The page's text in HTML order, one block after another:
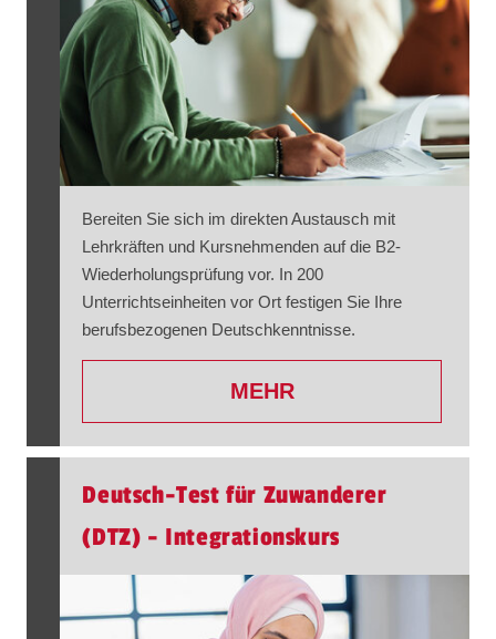
Bereiten Sie sich im direkten Austausch mit
Lehrkräften und Kursnehmenden auf die B2-
Wiederholungsprüfung vor. In 200
Unterrichtseinheiten vor Ort festigen Sie Ihre
berufsbezogenen Deutschkenntnisse.
MEHR
Deutsch-Test für Zuwanderer
(DTZ) - Integrationskurs